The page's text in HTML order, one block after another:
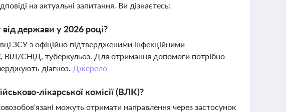
на актуальні запитання. Ви дізнаєтесь:
держави у 2026 році?
ЗСУ з офіційно підтвердженими інфекційними
ВІЛ/СНІД, туберкульоз. Для отримання допомоги потрібно
діагноз. Джерело
лікарської комісії (ВЛК)?
можуть отримати направлення через застосунок